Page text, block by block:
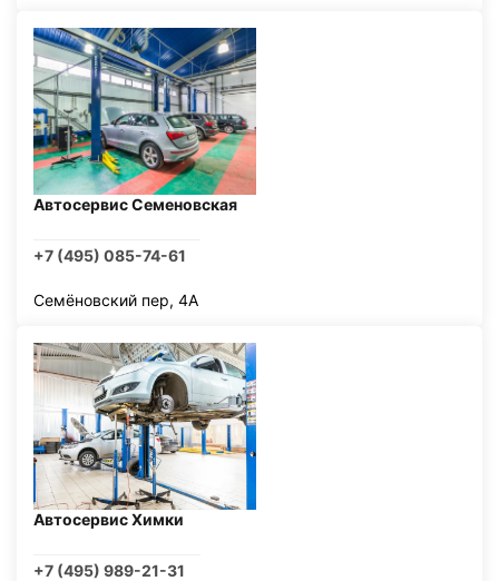
Автосервис Семеновская
+7 (495) 085-74-61
Семёновский пер, 4А
Автосервис Химки
+7 (495) 989-21-31